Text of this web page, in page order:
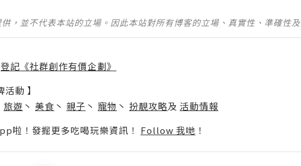
，並不代表本站的立場。因此本站對所有博客的立場、真實性、準確性
登記《社群創作有價企劃》
動 】
旅遊 丶 美食 丶 親子 丶 寵物 丶 扮靚攻略及 活動情報
啦！發掘更多吃喝玩樂資訊！ Follow 我哋 ！